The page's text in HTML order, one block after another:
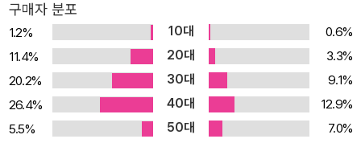
구매자 분포
1.2% 10대
0.6%
11.4%
20대
3.3%
20.2%
30대
9.1%
26.4%
40대
12.9%
5.5%
50대
7.0%